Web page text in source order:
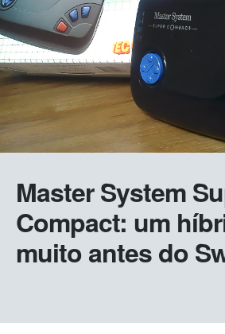
Master System
Compact: um
muito antes do